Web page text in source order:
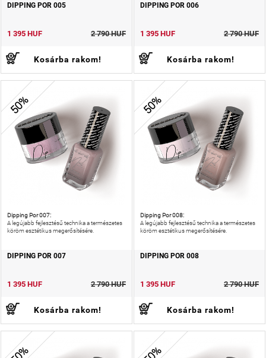
DIPPING POR 005
1 395 HUF 2 790 HUF
Kosárba rakom!
DIPPING POR 006
1 395 HUF 2 790 HUF
Kosárba rakom!
50%
Dipping Por 007:
A legújabb fejlesztésű technika a természetes
köröm esztétikus megerősítésére.
DIPPING POR 007
1 395 HUF 2 790 HUF
Kosárba rakom!
50%
Dipping Por 008:
A legújabb fejlesztésű technika a természetes
köröm esztétikus megerősítésére.
DIPPING POR 008
1 395 HUF 2 790 HUF
Kosárba rakom!